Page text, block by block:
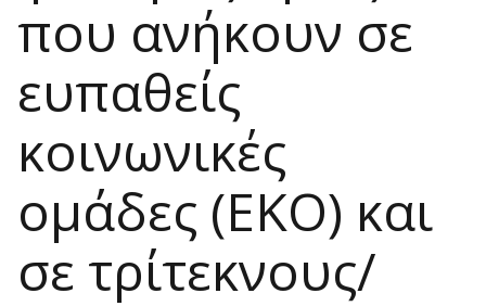
που ανήκουν σε
ευπαθείς
κοινωνικές
ομάδες (ΕΚΟ) και
σε τρίτεκνους/